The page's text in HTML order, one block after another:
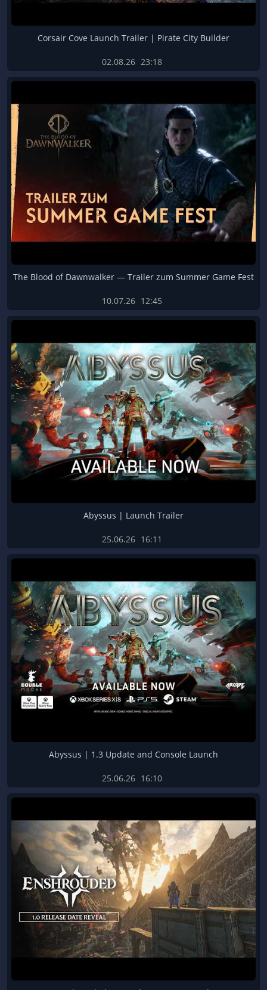
Corsair Cove Launch Trailer | Pirate City Builder
02.08.26 23:18
The Blood of Dawnwalker — Trailer zum Summer Game Fest
10.07.26 12:45
Abyssus | Launch Trailer
25.06.26 16:11
Abyssus | 1.3 Update and Console Launch
25.06.26 16:10